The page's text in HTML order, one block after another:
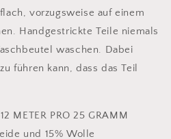
vorzugsweise auf einem
Handgestrickte Teile niemals
waschen. Dabei
führen kann, dass das Teil
METER PRO 25 GRAMM
und 15% Wolle